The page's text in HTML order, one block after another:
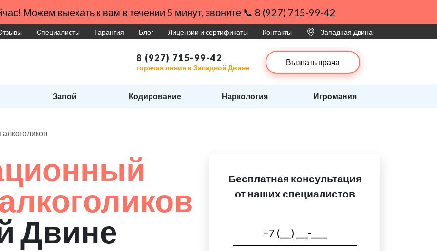
Можем выехать к вам в течении 5 минут, звоните 📞 8 (927) 715-99-42
Специалисты Гарантия Блог Лицензии и сертификаты Контакты Западная Двина
8 (927) 715-99-42
горячая линия в Западной Двине
Вызвать врача
Запой Кодирование Наркология Игромания
Двине
Бесплатная консультация
от наших специалистов